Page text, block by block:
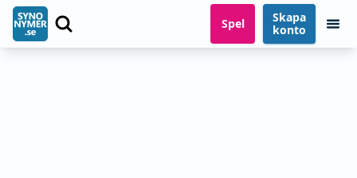
Spel
Skapa
konto